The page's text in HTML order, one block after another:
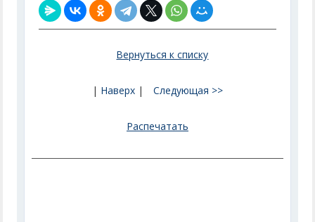
Вернуться к списку
| Наверх| Следующая >>
Распечатать